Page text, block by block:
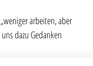
arbeiten, aber
dazu Gedanken